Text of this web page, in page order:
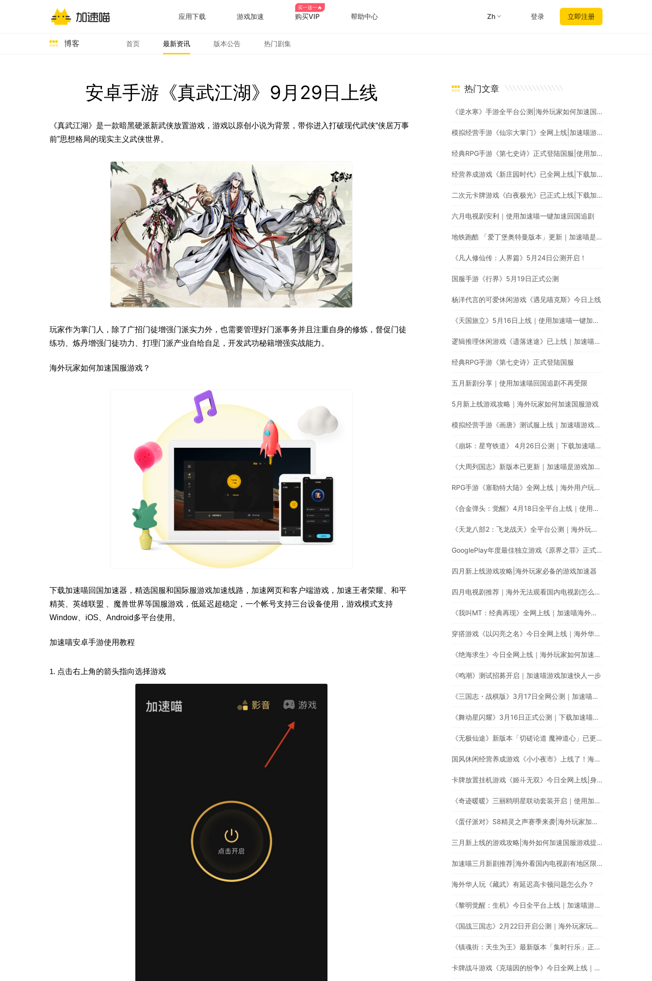
应用下载 游戏加速 购买VIP
买一送一🔥
帮助中心 zh 登录 立即注册
博客 首页 最新资讯 版本公告 热门剧集
安卓手游《真武江湖》9月29日上线
《真武江湖》是一款暗黑硬派新武侠放置游戏，游戏以原创小说为背景，带你进入打破现代武侠“侠居万事
前”思想格局的现实主义武侠世界。
玩家作为掌门人，除了广招门徒增强门派实力外，也需要管理好门派事务并且注重自身的修炼，督促门徒
练功、炼丹增强门徒功力、打理门派产业自给自足，开发武功秘籍增强实战能力。
海外玩家如何加速国服游戏？
下载加速喵回国加速器，精选国服和国际服游戏加速线路，加速网页和客户端游戏，加速王者荣耀、和平
精英、英雄联盟 、魔兽世界等国服游戏，低延迟超稳定，一个帐号支持三台设备使用，游戏模式支持
Window、iOS、Android多平台使用。
加速喵安卓手游使用教程
点击右上角的箭头指向选择游戏
热门文章
《逆水寒》手游全平台公测|海外玩家如何加速国服游戏？
模拟经营手游《仙宗大掌门》全网上线|加速喵游戏加速，全网最快
经典RPG手游《第七史诗》正式登陆国服|使用加速喵回国加速爆款游戏随意畅玩
经营养成游戏《新庄园时代》已全网上线|下载加速喵随时随地畅享游戏加速
二次元卡牌游戏《白夜极光》已正式上线|下载加速喵回国加速器一键加速国服游戏
六月电视剧安利｜使用加速喵一键加速回国追剧
地铁跑酷 「爱丁堡奥特曼版本」更新｜加速喵是国服游戏回国加速的最佳选择
《凡人修仙传：人界篇》5月24日公测开启！
国服手游《行界》5月19日正式公测
杨洋代言的可爱休闲游戏《遇见喵克斯》今日上线
《天国旅立》5月16日上线｜使用加速喵一键加速国服
逻辑推理休闲游戏《遗落迷途》已上线｜加速喵游戏加速全网最快
经典RPG手游《第七史诗》正式登陆国服
五月新剧分享｜使用加速喵回国追剧不再受限
5月新上线游戏攻略｜海外玩家如何加速国服游戏
模拟经营手游《画唐》测试服上线｜加速喵游戏加速器全网最快
《崩坏：星穹铁道》 4月26日公测｜下载加速喵游戏加速器提升游戏体验
《大周列国志》新版本已更新｜加速喵是游戏加速器最佳的选择
RPG手游《塞勒特大陆》全网上线｜海外用户玩国服游戏延迟高卡顿怎么办？
《合金弹头：觉醒》4月18日全平台上线｜使用加速喵加速国服游戏提升游戏体验
《天龙八部2：飞龙战天》全平台公测｜海外玩家如何加速国服游戏？
GooglePlay年度最佳独立游戏《原界之罪》正式登陆中国！
四月新上线游戏攻略|海外玩家必备的游戏加速器
四月电视剧推荐｜海外无法观看国内电视剧怎么办？
《我叫MT：经典再现》全网上线｜加速喵海外玩家必备的游戏加速器
穿搭游戏《以闪亮之名》今日全网上线｜海外华人玩《以闪亮之名》有延迟高卡顿问题怎么办？
《绝海求生》今日全网上线｜海外玩家如何加速国服游戏？
《鸣潮》测试招募开启｜加速喵游戏加速快人一步
《三国志・战棋版》3月17日全网公测｜加速喵加速国服游戏全网最快
《舞动星闪耀》3月16日正式公测｜下载加速喵回国VPN，低延迟无卡顿，提升游戏体验
《无极仙途》新版本「切磋论道 魔神道心」已更新|海外玩家玩国服遇上卡顿延迟高的情况怎么办?
国风休闲经营养成游戏《小小夜市》上线了！海外华人玩《小小夜市》有延迟高卡顿问题怎么办？
卡牌放置挂机游戏《姬斗无双》今日全网上线|身在海外如何加速国服游戏?
《奇迹暖暖》三丽鸥明星联动套装开启｜使用加速喵回国加速器一键加速提升游戏体验
《蛋仔派对》S8精灵之声赛季来袭|海外玩家加速回国玩国服游戏
三月新上线的游戏攻略|海外如何加速国服游戏提升游戏体验?
加速喵三月新剧推荐|海外看国内电视剧有地区限制怎么办?
海外华人玩《藏武》有延迟高卡顿问题怎么办？
《黎明觉醒：生机》今日全平台上线｜加速喵游戏加速快人一步
《国战三国志》2月22日开启公测｜海外玩家玩国服游戏延迟高怎么办？
《镇魂街：天生为王》最新版本「集时行乐」正式登场！｜海外玩国服游戏，遭遇延迟卡顿、丢包？
卡牌战斗游戏《克瑞因的纷争》今日全网上线｜海外华人玩国服游戏有延迟高卡顿问题怎么办？